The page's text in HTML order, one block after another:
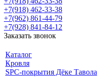
+7(918) 462-33-38
+7(962) 861-44-79
+7(928) 841-84-12
Заказать звонок
Каталог
Кровля
SPC-покрытия Дёке Тавола